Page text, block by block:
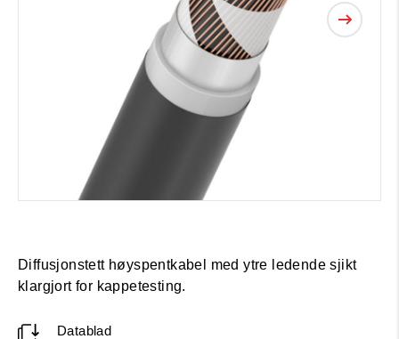
Diffusjonstett høyspentkabel med ytre ledende sjikt
klargjort for kappetesting.
Datablad